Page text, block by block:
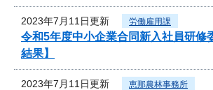
2023年7月11日更新 労働雇用課
令和5年度中小企業合同新入社員研修
結果】
2023年7月11日更新 恵那農林事務所